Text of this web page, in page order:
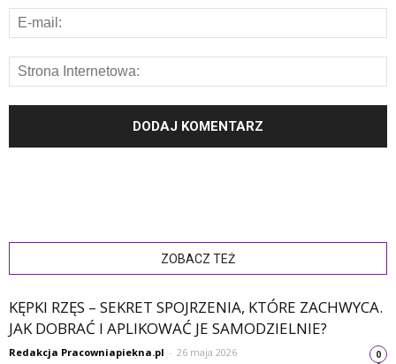
ZOBACZ TEŻ
KĘPKI RZĘS – SEKRET SPOJRZENIA, KTÓRE ZACHWYCA.
JAK DOBRAĆ I APLIKOWAĆ JE SAMODZIELNIE?
Redakcja Pracowniapiekna.pl - 26 maja 2026 0